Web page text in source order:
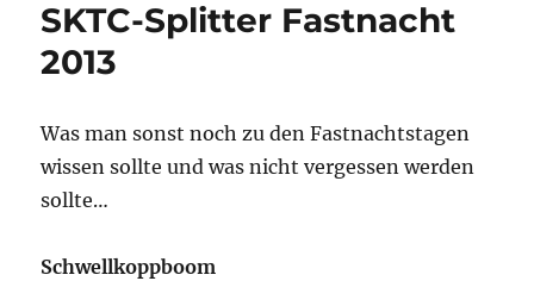
SKTC-Splitter Fastnacht
2013
Was man sonst noch zu den Fastnachtstagen
wissen sollte und was nicht vergessen werden
sollte…
Schwellkoppboom